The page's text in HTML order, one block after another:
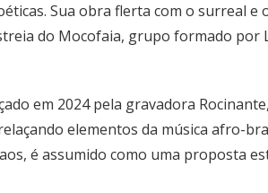
Sua obra flerta com o surreal
do Mocofaia, grupo formado por
em 2024 pela gravadora
elementos da música afro-
é assumido como uma proposta